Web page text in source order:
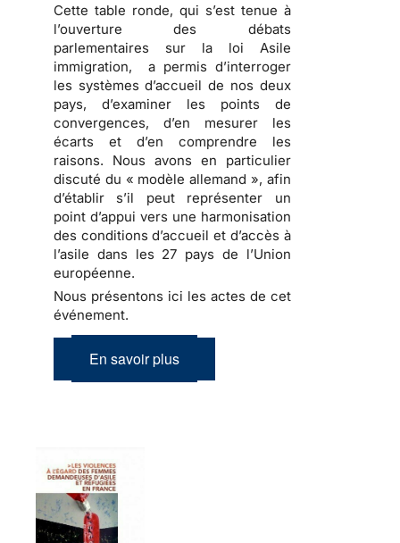
Cette table ronde, qui s’est tenue à
l’ouverture des débats
parlementaires sur la loi Asile
immigration, a permis d’interroger
les systèmes d’accueil de nos deux
pays, d’examiner les points de
convergences, d’en mesurer les
écarts et d’en comprendre les
raisons. Nous avons en particulier
discuté du « modèle allemand », afin
d’établir s’il peut représenter un
point d’appui vers une harmonisation
des conditions d’accueil et d’accès à
l’asile dans les 27 pays de l’Union
européenne.
Nous présentons ici les actes de cet
événement.
En savoir plus